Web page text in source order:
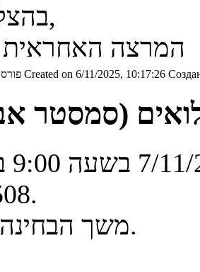
בהצלחה במבחן,
המרצה
פורסם ב-6/11/ Created on 6/11/2025, 10:17:26
(סמסטר אביב
508 (קומה 5).
משך הבחינה שעה וחצי.